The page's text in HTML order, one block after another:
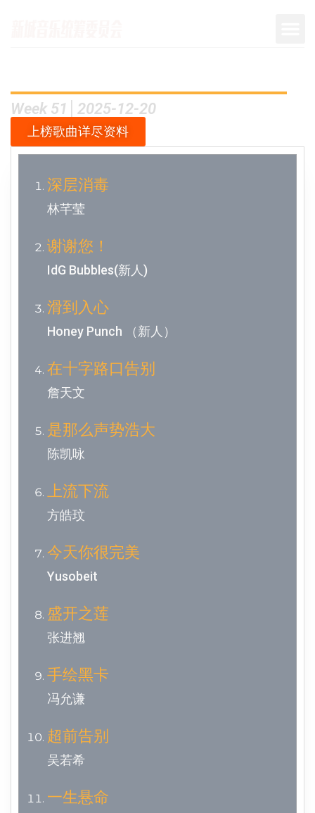
Week 51│2025-12-20
上榜歌曲详尽资料
深层消毒
林芊莹
谢谢您！
IdG Bubbles(新人)
滑到入心
Honey Punch （新人）
在十字路口告别
詹天文
是那么声势浩大
陈凯咏
上流下流
方皓玟
今天你很完美
Yusobeit
盛开之莲
张进翘
手绘黑卡
冯允谦
超前告别
吴若希
一生悬命